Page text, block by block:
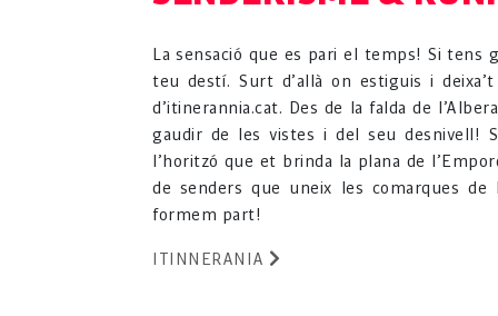
La sensació que es pari el temps! Si tens
teu destí. Surt d’allà on estiguis i
d’itinerannia.cat. Des de la falda de
gaudir de les vistes i del seu desnivell!
l’horitzó que et brinda la plana de
de senders que uneix les comarques
formem part!
ITINNERANIA